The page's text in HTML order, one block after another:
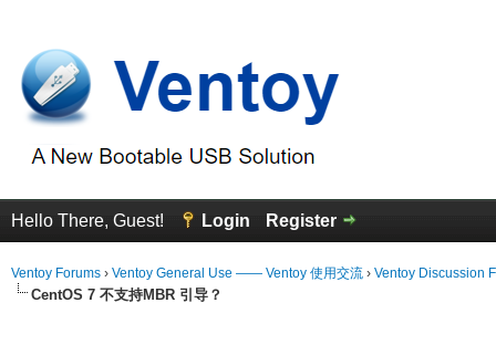
Hello There, Guest! Login Register
Ventoy Forums › Ventoy General Use —— Ventoy 使用交流 › Ventoy Discussion
CentOS 7 不支持MBR 引导？